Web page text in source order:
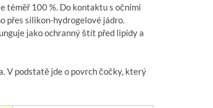
téměř 100 %. Do kontaktu s očními
přes silikon-hydrogelové jádro.
jako ochranný štít před lipidy a
V podstatě jde o povrch čočky, který